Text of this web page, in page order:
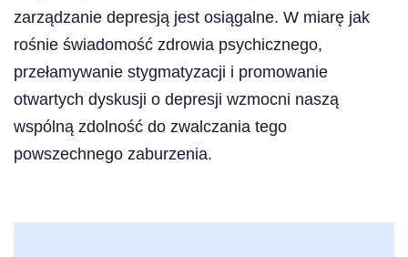
zarządzanie depresją jest osiągalne. W miarę jak
rośnie świadomość zdrowia psychicznego,
przełamywanie stygmatyzacji i promowanie
otwartych dyskusji o depresji wzmocni naszą
wspólną zdolność do zwalczania tego
powszechnego zaburzenia.